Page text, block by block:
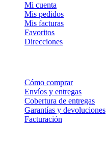
Mi cuenta
Mis pedidos
Mis facturas
Favoritos
Direcciones
Cómo comprar
Envíos y entregas
Cobertura de entregas
Garantías y devoluciones
Facturación